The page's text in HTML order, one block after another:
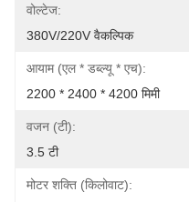
वोल्टेज:
380V/220V वैकल्पिक
आयाम (एल * डब्ल्यू * एच):
2200 * 2400 * 4200 मिमी
वजन (टी):
3.5 टी
मोटर शक्ति (किलोवाट):